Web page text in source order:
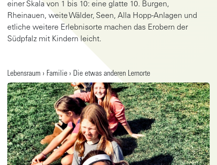
einer Skala von 1 bis 10: eine glatte 10. Burgen,
Rheinauen, weite Wälder, Seen, Alla Hopp-Anlagen und
etliche weitere Erlebnisorte machen das Erobern der
Südpfalz mit Kindern leicht.
Lebensraum › Familie › Die etwas anderen Lernorte